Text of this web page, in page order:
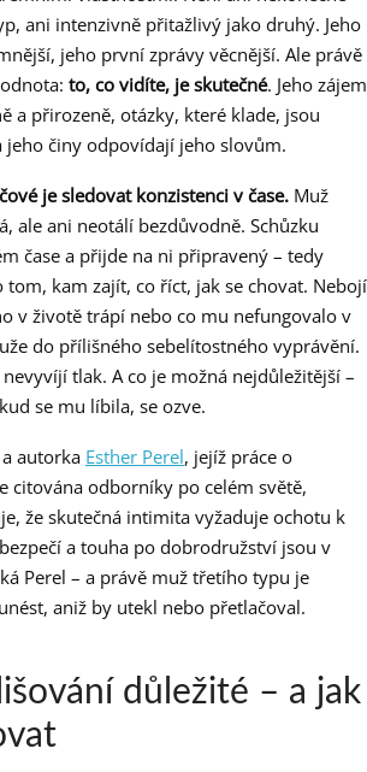
ani intenzivně přitažlivý jako druhý. Jeho
jeho první zprávy věcnější. Ale právě
to, co vidíte, je skutečné. Jeho zájem
a přirozeně, otázky, které klade, jsou
jeho činy odpovídají jeho slovům.
je sledovat konzistenci v čase. Muž
ale ani neotálí bezdůvodně. Schůzku
čase a přijde na ni připravený – tedy
tom, kam zajít, co říct, jak se chovat. Nebojí
v životě trápí nebo co mu nefungovalo v
do přílišného sebelítostného vyprávění.
tlak. A co je možná nejdůležitější –
se mu líbila, se ozve.
autorka Esther Perel, jejíž práce o
citována odborníky po celém světě,
že skutečná intimita vyžaduje ochotu k
a touha po dobrodružství jsou v
Perel – a právě muž třetího typu je
aniž by utekl nebo přetlačoval.
důležité – a jak